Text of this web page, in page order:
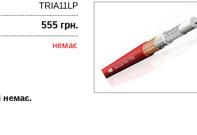
TRIA11LP
555 грн.
немає
немає.